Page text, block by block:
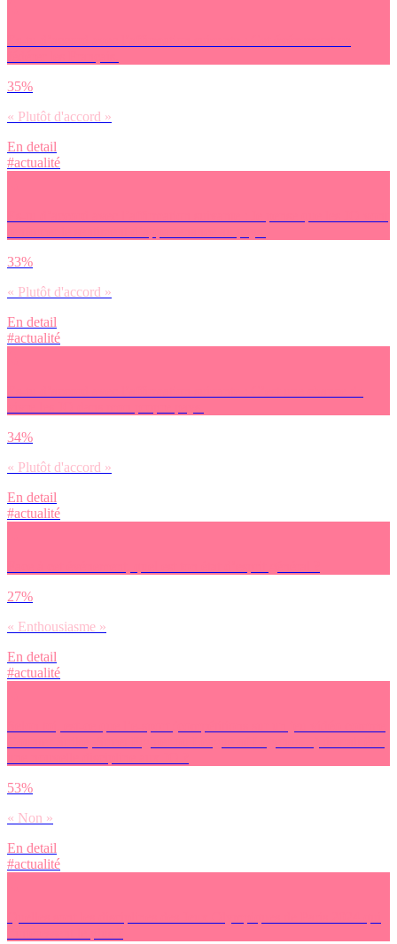
35%
« Plutôt d'accord »
En detail
#actualité
33%
« Plutôt d'accord »
En detail
#actualité
34%
« Plutôt d'accord »
En detail
#actualité
27%
« Enthousiasme »
En detail
#actualité
53%
« Non »
En detail
#actualité